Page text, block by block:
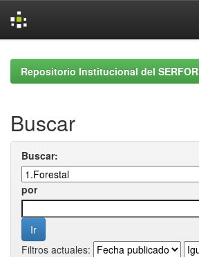
navigationRepositorio Institucional del SERFOR
Buscar
Buscar:
por
Filtros actuales: